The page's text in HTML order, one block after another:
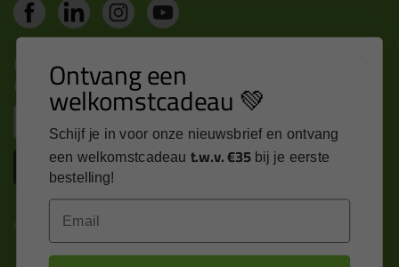
Nieuws, tips en exclusieve deals rechtstreeks in je
inbox
Inschrijven
Kitcentrum is trots op:
Ontvang een
welkomstcadeau 💚
Schijf je in voor onze nieuwsbrief en ontvang
een welkomstcadeau t.w.v. €35 bij je eerste
bestelling!
Email